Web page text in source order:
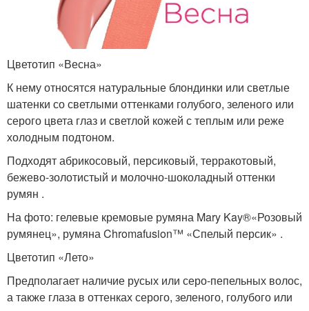
Цветотип «Весна»
К нему относятся натуральные блондинки или светлые
шатенки со светлыми оттенками голубого, зеленого или
серого цвета глаз и светлой кожей с теплым или реже
холодным подтоном.
Подходят абрикосовый, персиковый, терракотовый,
бежево-золотистый и молочно-шоколадный оттенки
румян .
На фото: гелевые кремовые румяна Mary Kay®«Розовый
румянец», румяна Chromafusion™ «Спелый персик» .
Цветотип «Лето»
Предполагает наличие русых или серо-пепельных волос,
а также глаза в оттенках серого, зеленого, голубого или